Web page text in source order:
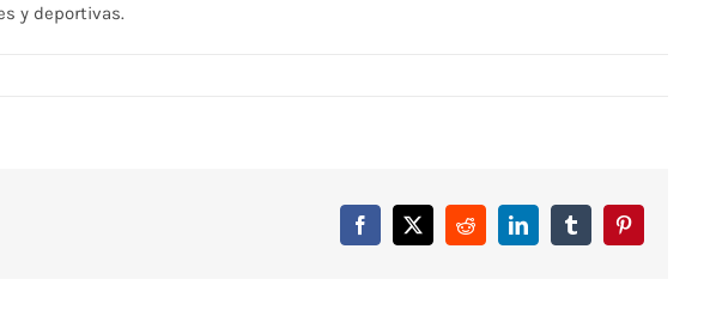
y deportivas.
Facebook
X RedditLinkedInTumblrPinterest